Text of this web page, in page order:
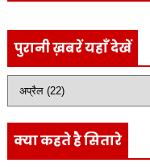
पुरानी ख़बरें यहाँ देखें
क्या कहते है सितारे